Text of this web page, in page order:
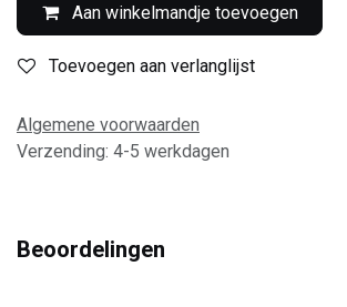
Aan winkelmandje toevoegen
Toevoegen aan verlanglijst
Algemene voorwaarden
Verzending: 4-5 werkdagen
Beoordelingen